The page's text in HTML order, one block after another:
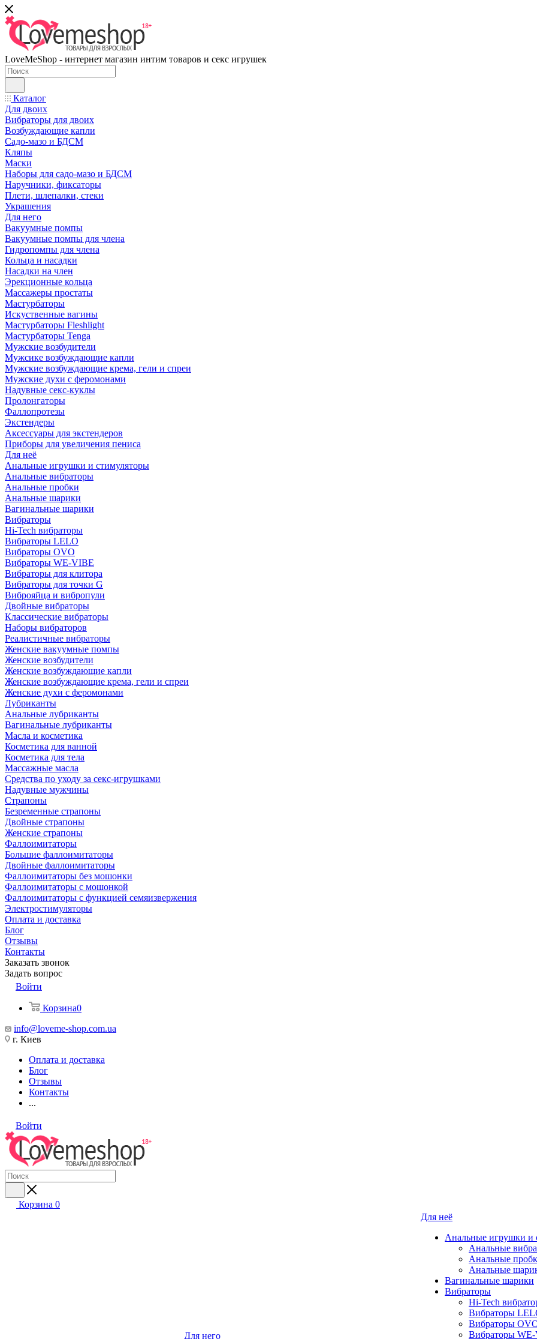
LoveMeShop - интернет магазин интим товаров и секс игрушек
Каталог
Для двоих
Вибраторы для двоих
Возбуждающие капли
Садо-мазо и БДСМ
Кляпы
Маски
Наборы для садо-мазо и БДСМ
Наручники, фиксаторы
Плети, шлепалки, стеки
Украшения
Для него
Вакуумные помпы
Вакуумные помпы для члена
Гидропомпы для члена
Кольца и насадки
Насадки на член
Эрекционные кольца
Массажеры простаты
Мастурбаторы
Искуственные вагины
Мастурбаторы Fleshlight
Мастурбаторы Tenga
Мужские возбудители
Мужсике возбуждающие капли
Мужские возбуждающие крема, гели и спреи
Мужские духи с феромонами
Надувные секс-куклы
Пролонгаторы
Фаллопротезы
Экстендеры
Аксессуары для экстендеров
Приборы для увеличения пениса
Для неё
Анальные игрушки и стимуляторы
Анальные вибраторы
Анальные пробки
Анальные шарики
Вагинальные шарики
Вибраторы
Hi-Tech вибраторы
Вибраторы LELO
Вибраторы OVO
Вибраторы WE-VIBE
Вибраторы для клитора
Вибраторы для точки G
Виброяйца и вибропули
Двойные вибраторы
Классические вибраторы
Наборы вибраторов
Реалистичные вибраторы
Женские вакуумные помпы
Женские возбудители
Женские возбуждающие капли
Женские возбуждающие крема, гели и спреи
Женские духи с феромонами
Лубриканты
Анальные лубриканты
Вагинальные лубриканты
Масла и косметика
Косметика для ванной
Косметика для тела
Массажные масла
Средства по уходу за секс-игрушками
Надувные мужчины
Страпоны
Безременные страпоны
Двойные страпоны
Женские страпоны
Фаллоимитаторы
Большие фаллоимитаторы
Двойные фаллоимитаторы
Фаллоимитаторы без мошонки
Фаллоимитаторы с мошонкой
Фаллоимитаторы с функцией семяизвержения
Электростимуляторы
Оплата и доставка
Блог
Отзывы
Контакты
Заказать звонок
Задать вопрос
Войти
Корзина0
info@loveme-shop.com.ua
г. Киев
Оплата и доставка
Блог
Отзывы
Контакты
...
Войти
Корзина 0
Для него
Для неё
Анальные игрушки и
Анальные
Анальные
Анальные
Вагинальные шарики
Вибраторы
Hi-Tech
Вибраторы
Вибраторы
Вибраторы